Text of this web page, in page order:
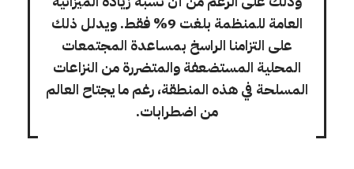
العامة للمنظمة بلغت 9% فقط. ويدلل ذلك
على التزامنا الراسخ بمساعدة المجتمعات
المحلية المستضعفة والمتضررة من النزاعات
المسلحة في هذه المنطقة، رغم ما يجتاح العالم
من اضطرابات.